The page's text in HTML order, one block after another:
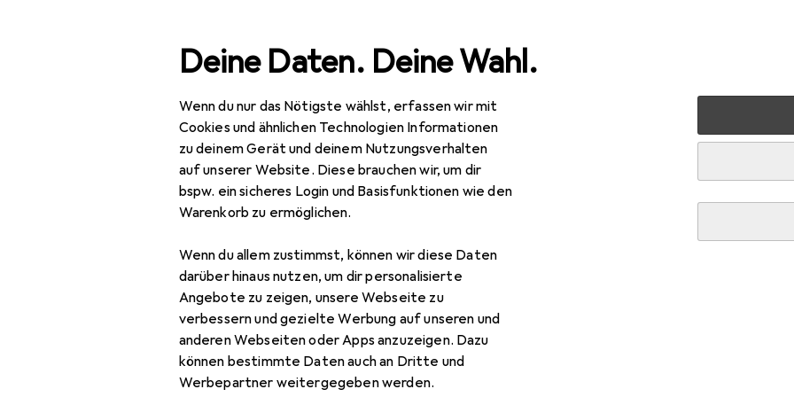
Deine Daten. Deine Wahl.
Wenn du nur das Nötigste wählst, erfassen wir mit
Cookies und ähnlichen Technologien Informationen
zu deinem Gerät und deinem Nutzungsverhalten
auf unserer Website. Diese brauchen wir, um dir
bspw. ein sicheres Login und Basisfunktionen wie den
Warenkorb zu ermöglichen.
Wenn du allem zustimmst, können wir diese Daten
darüber hinaus nutzen, um dir personalisierte
Angebote zu zeigen, unsere Webseite zu
verbessern und gezielte Werbung auf unseren und
anderen Webseiten oder Apps anzuzeigen. Dazu
können bestimmte Daten auch an Dritte und
Werbepartner weitergegeben werden.
Navigation nach KategorienBaumarkt + Garten Sicherheit Arbeitssicherheit Zubehör